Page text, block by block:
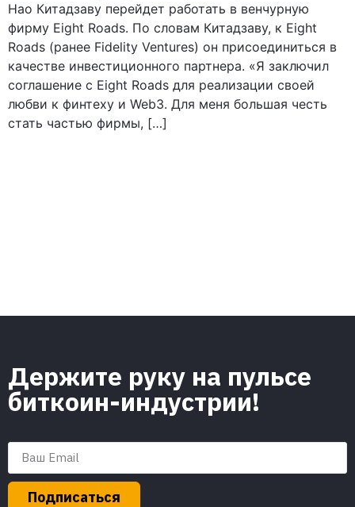
Нао Китадзаву перейдет работать в венчурную
фирму Eight Roads. По словам Китадзаву, к Eight
Roads (ранее Fidelity Ventures) он присоединиться в
качестве инвестиционного партнера. «Я заключил
соглашение с Eight Roads для реализации своей
любви к финтеху и Web3. Для меня большая честь
стать частью фирмы, […]
Держите руку на пульсе
биткоин-индустрии!
Подписаться